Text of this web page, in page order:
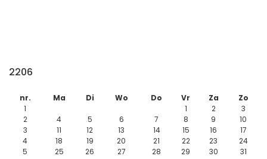
2206
nr. Ma Di Wo Do Vr Za
Zo
1
1 2
3
2
4 5 6 7 8 9
10
3
11 12 13 14 15 16
17
4
18 19 20 21 22 23
24
5
25 26 27 28 29 30 31